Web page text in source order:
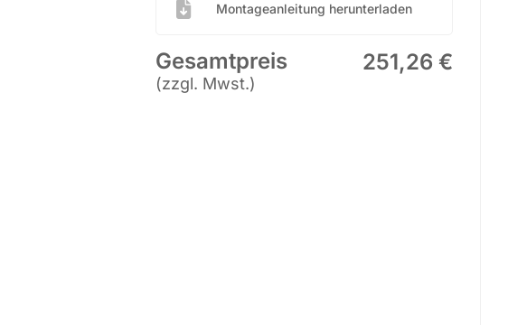
Montageanleitung herunterladen
Gesamtpreis
(zzgl. Mwst.)
251,26 €